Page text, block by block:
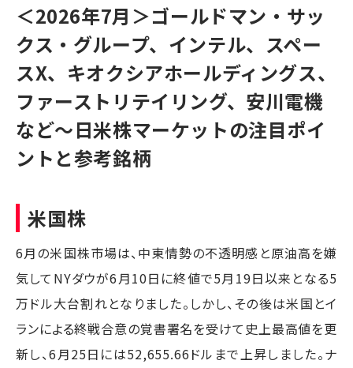
＜2026年7月＞ゴールドマン・サッ
クス・グループ、インテル、スペー
スX、キオクシアホールディングス、
ファーストリテイリング、安川電機
など～日米株マーケットの注目ポイ
ントと参考銘柄
米国株
6月の米国株市場は、中東情勢の不透明感と原油高を嫌
気してNYダウが6月10日に終値で5月19日以来となる5
万ドル大台割れとなりました。しかし、その後は米国とイ
ランによる終戦合意の覚書署名を受けて史上最高値を更
新し、6月25日には52,655.66ドルまで上昇しました。ナ